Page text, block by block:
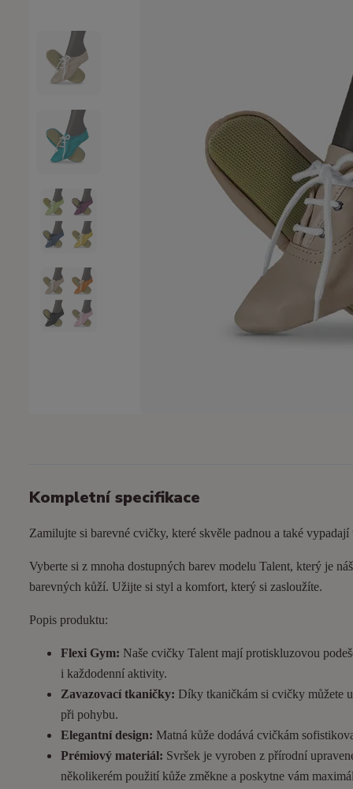
Kompletní specifikace
Zamilujte si barevné cvičky, které skvěle padnou a také
Vyberte si z mnoha dostupných barev modelu Talent, který je
barevných kůží. Užijte si styl a komfort, který si zasloužíte.
Popis produktu:
Flexi Gym: Naše cvičky Talent mají protiskluzovou
i každodenní aktivity.
Zavazovací tkaničky: Díky tkaničkám si cvičky můžete
při pohybu.
Elegantní design: Matná kůže dodává cvičkám
Prémiový materiál: Svršek je vyroben z přírodní
několikerém použití kůže změkne a poskytne vám